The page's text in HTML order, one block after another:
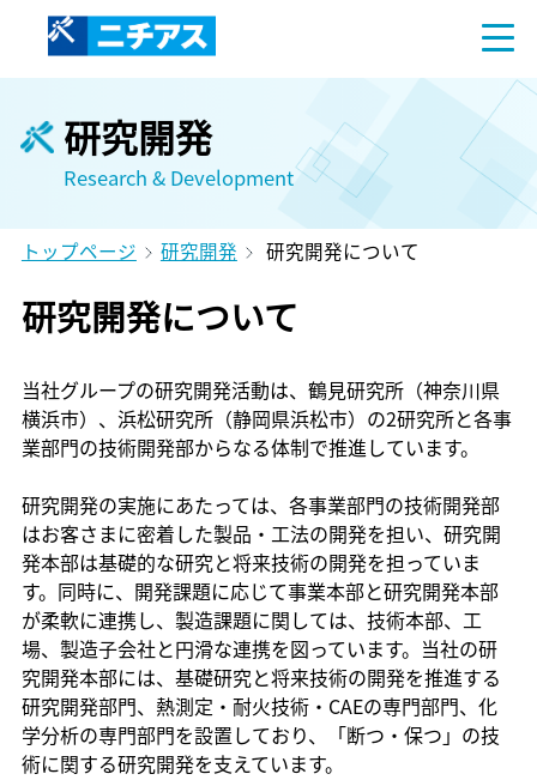
研究開発
Research & Development
トップページ 研究開発 研究開発について
研究開発について
当社グループの研究開発活動は、鶴見研究所（神奈川県
横浜市）、浜松研究所（静岡県浜松市）の2研究所と各事
業部門の技術開発部からなる体制で推進しています。
研究開発の実施にあたっては、各事業部門の技術開発部
はお客さまに密着した製品・工法の開発を担い、研究開
発本部は基礎的な研究と将来技術の開発を担っていま
す。同時に、開発課題に応じて事業本部と研究開発本部
が柔軟に連携し、製造課題に関しては、技術本部、工
場、製造子会社と円滑な連携を図っています。当社の研
究開発本部には、基礎研究と将来技術の開発を推進する
研究開発部門、熱測定・耐火技術・CAEの専門部門、化
学分析の専門部門を設置しており、「断つ・保つ」の技
術に関する研究開発を支えています。